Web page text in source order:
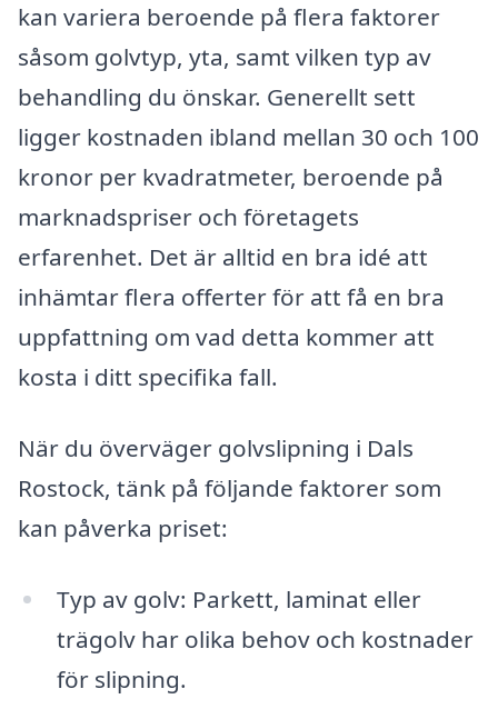
kan variera beroende på flera faktorer
såsom golvtyp, yta, samt vilken typ av
behandling du önskar. Generellt sett
ligger kostnaden ibland mellan 30 och 100
kronor per kvadratmeter, beroende på
marknadspriser och företagets
erfarenhet. Det är alltid en bra idé att
inhämtar flera offerter för att få en bra
uppfattning om vad detta kommer att
kosta i ditt specifika fall.
När du överväger golvslipning i Dals
Rostock, tänk på följande faktorer som
kan påverka priset:
Typ av golv: Parkett, laminat eller
trägolv har olika behov och kostnader
för slipning.